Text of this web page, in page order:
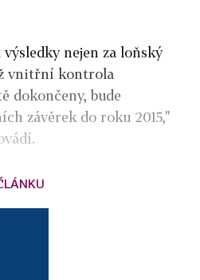
nejen za loňský
vnitřní kontrola
dokončeny, bude
závěrek do roku 2015,"